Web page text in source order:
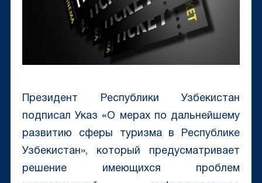
Президент Республики Узбекистан
подписал Указ «О мерах по дальнейшему
развитию сферы туризма в Республике
Узбекистан», который предусматривает
решение имеющихся проблем